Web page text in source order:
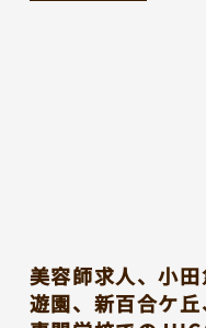
美容師求人、小
遊園、新百合ケ